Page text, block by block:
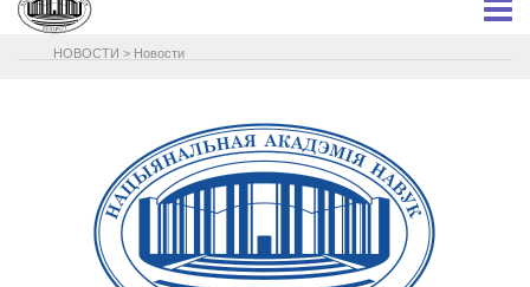
НОВОСТИ > Новости